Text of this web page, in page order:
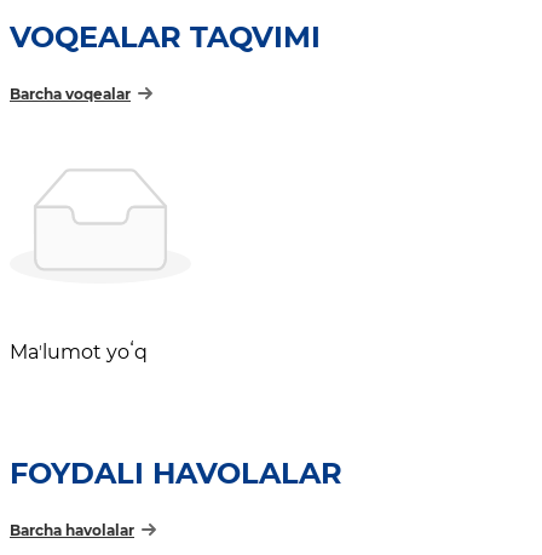
VOQEALAR TAQVIMI
Barcha voqealar
Maʼlumot yoʻq
FOYDALI HAVOLALAR
Barcha havolalar